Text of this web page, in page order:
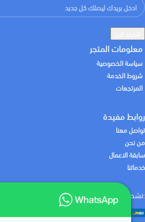
معلومات المتجر
سياسة الخصوصية
شروط الخدمة
المرتجعات
روابط مفيدة
تواصل معنا
من نحن
سابقة الاعمال
خدماتنا
:نشحن لك منتجاتك باستخدام